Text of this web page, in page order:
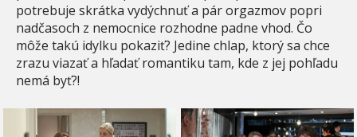
potrebuje skrátka vydýchnuť a pár orgazmov popri
nadčasoch z nemocnice rozhodne padne vhod. Čo
môže takú idylku pokaziť? Jedine chlap, ktorý sa chce
zrazu viazať a hľadať romantiku tam, kde z jej pohľadu
nemá byť?!